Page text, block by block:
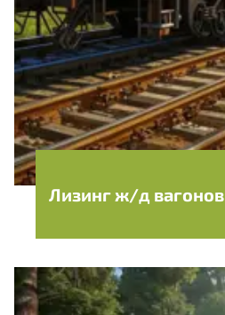
Лизинг ж/д вагонов